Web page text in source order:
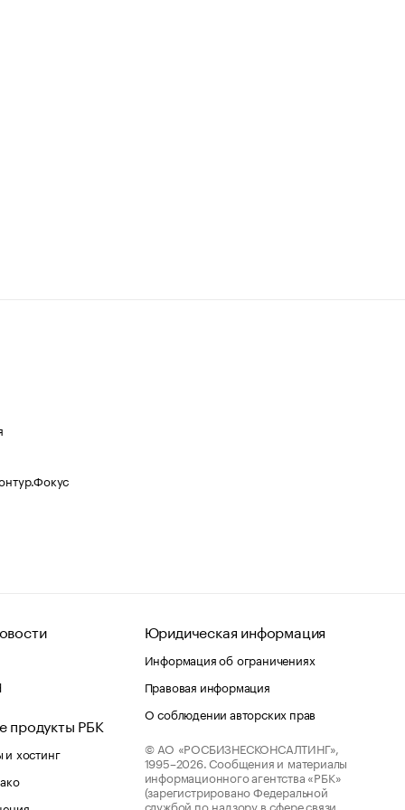
продукты РБК
хостинг
Юридическая информация
Информация об ограничениях
Правовая информация
О соблюдении авторских прав
© АО «РОСБИЗНЕСКОНСАЛТИНГ»,
1995–2026. Сообщения и материалы
информационного агентства «РБК»
(зарегистрировано Федеральной
службой по надзору в сфере связи,